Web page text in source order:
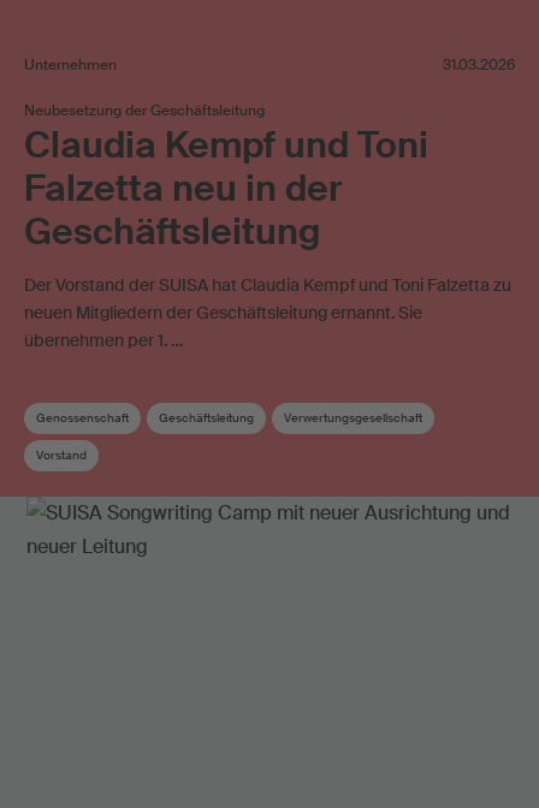
Unternehmen 31.03.2026
Neubesetzung der Geschäftsleitung
Claudia Kempf und Toni
Falzetta neu in der
Geschäftsleitung
Der Vorstand der SUISA hat Claudia Kempf und Toni Falzetta zu
neuen Mitgliedern der Geschäftsleitung ernannt. Sie
übernehmen per 1. …
Genossenschaft Geschäftsleitung Verwertungsgesellschaft
Vorstand